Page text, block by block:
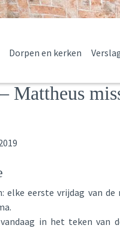
Dorpen en kerken
Mattheus
elke eerste vrijdag van
in het teken van